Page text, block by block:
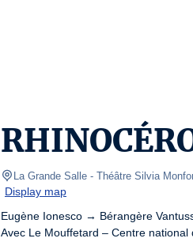
La Grande Salle - Théâtre Silvia
Display map
Eugène Ionesco → Bérangère
Avec Le Mouffetard – Centre national